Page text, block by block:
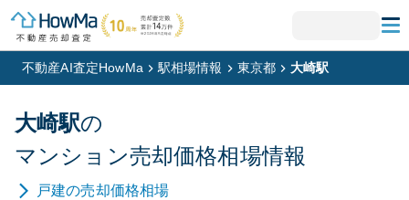
不動産AI査定HowMa 駅相場情報 東京都 大崎駅
大崎駅の
マンション売却価格相場情報
戸建の売却価格相場